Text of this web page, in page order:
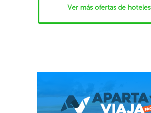
Ver más ofertas de hoteles